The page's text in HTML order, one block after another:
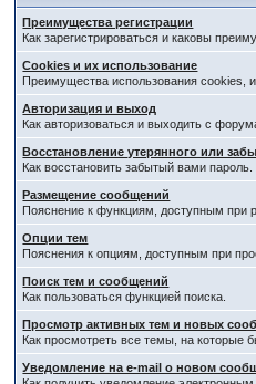
Преимущества регистрации
Как зарегистрироваться и каковы
Cookies и их использование
Преимущества использования cookies,
Авторизация и выход
Как авторизоваться и выходить с
Восстановление утерянного или
Как восстановить забытый вами пароль.
Размещение сообщений
Пояснение к функциям, доступным при
Опции тем
Пояснения к опциям, доступным при
Поиск тем и сообщений
Как пользоваться функцией поиска.
Просмотр активных тем и новых
Как просмотреть все темы, на которые
Уведомление на е-mail о новом